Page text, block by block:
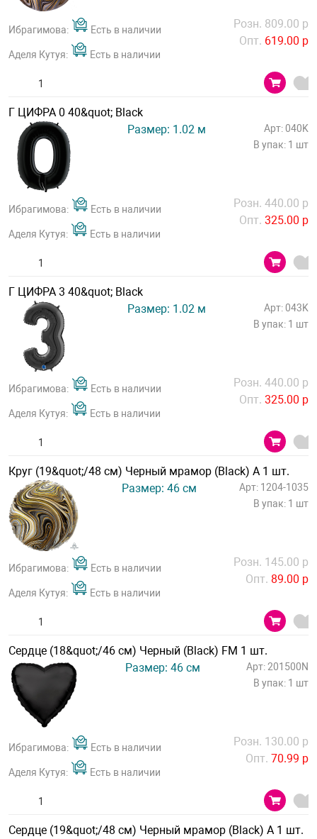
Ибрагимова: Есть в наличии
Аделя Кутуя: Есть в наличии
Розн. 809.00 р
Опт. 619.00 р
Г ЦИФРА 0 40&quot; Black
Размер: 1.02 м
Арт: 040K
В упак: 1 шт
Ибрагимова: Есть в наличии
Аделя Кутуя: Есть в наличии
Розн. 440.00 р
Опт. 325.00 р
Г ЦИФРА 3 40&quot; Black
Размер: 1.02 м
Арт: 043K
В упак: 1 шт
Ибрагимова: Есть в наличии
Аделя Кутуя: Есть в наличии
Розн. 440.00 р
Опт. 325.00 р
Круг (19&quot;/48 см) Черный мрамор (Black) А 1 шт.
Размер: 46 см
Арт: 1204-1035
В упак: 1 шт
Ибрагимова: Есть в наличии
Аделя Кутуя: Есть в наличии
Розн. 145.00 р
Опт. 89.00 р
Сердце (18&quot;/46 см) Черный (Black) FM 1 шт.
Размер: 46 см
Арт: 201500N
В упак: 1 шт
Ибрагимова: Есть в наличии
Аделя Кутуя: Есть в наличии
Розн. 130.00 р
Опт. 70.99 р
Сердце (19&quot;/48 см) Черный мрамор (Black) А 1 шт.